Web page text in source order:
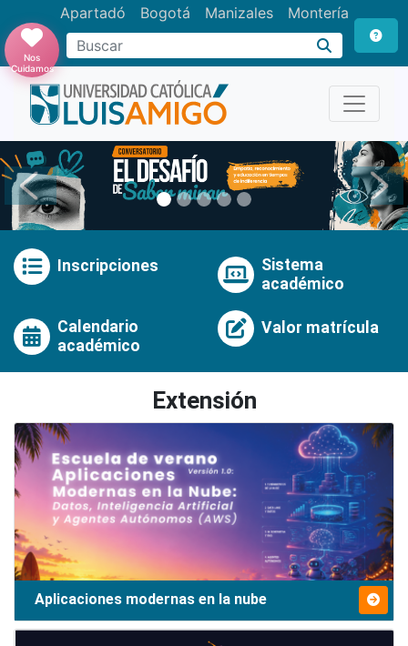
Apartadó Bogotá Manizales Montería
Buscar
Nos
Cuidamos
Anterior
Inscripciones
Sistema
académico
Calendario
académico
Valor matrícula
Extensión
Aplicaciones modernas en la nube